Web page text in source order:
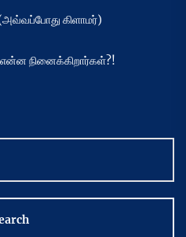
(அவ்வப்போது கிளாமர்)
நினைக்கிறார்கள்?!